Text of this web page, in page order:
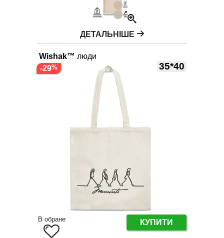
ДЕТАЛЬНІШЕ
Wishak™ люди
35*40
В обране КУПИТИ
-29